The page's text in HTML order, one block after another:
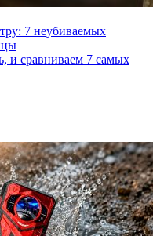
7 неубиваемых
и сравниваем 7 самых